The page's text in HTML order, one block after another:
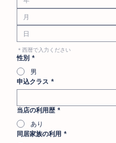
月
＊西暦で入力ください
性別 *
男
申込クラス *
当店の利用歴 *
あり
同居家族の利用 *